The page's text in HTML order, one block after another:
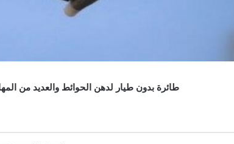
طائرة بدون طيار لدهن الحوائط والعديد من